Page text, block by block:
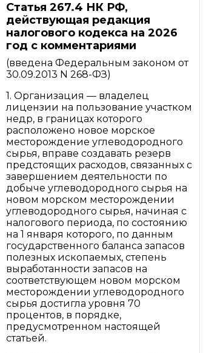
Статья 267.4 НК РФ,
действующая редакция
налогового кодекса на 2026
год с комментариями
(введена Федеральным законом от
30.09.2013 N 268-ФЗ)
1. Организация — владелец
лицензии на пользование участком
недр, в границах которого
расположено новое морское
месторождение углеводородного
сырья, вправе создавать резерв
предстоящих расходов, связанных с
завершением деятельности по
добыче углеводородного сырья на
новом морском месторождении
углеводородного сырья, начиная с
налогового периода, по состоянию
на 1 января которого, по данным
государственного баланса запасов
полезных ископаемых, степень
выработанности запасов на
соответствующем новом морском
месторождении углеводородного
сырья достигла уровня 70
процентов, в порядке,
предусмотренном настоящей
статьей.